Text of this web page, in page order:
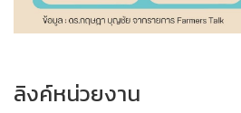
ลิงค์หน่วยงาน